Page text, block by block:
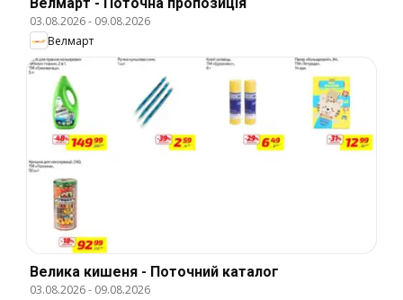
Велмарт - Поточна пропозиція
03.08.2026- 09.08.2026
Велмарт
Велика кишеня - Поточний каталог
03.08.2026- 09.08.2026